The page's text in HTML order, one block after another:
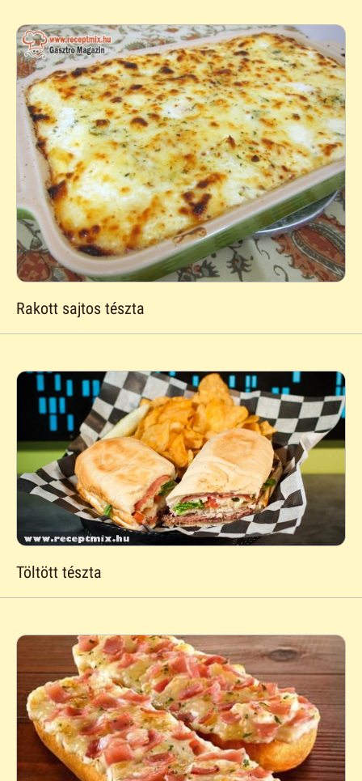
Rakott sajtos tészta
Töltött tészta